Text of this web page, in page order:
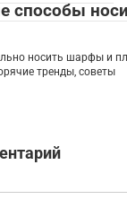
способы
носить шарфы и
тренды, советы